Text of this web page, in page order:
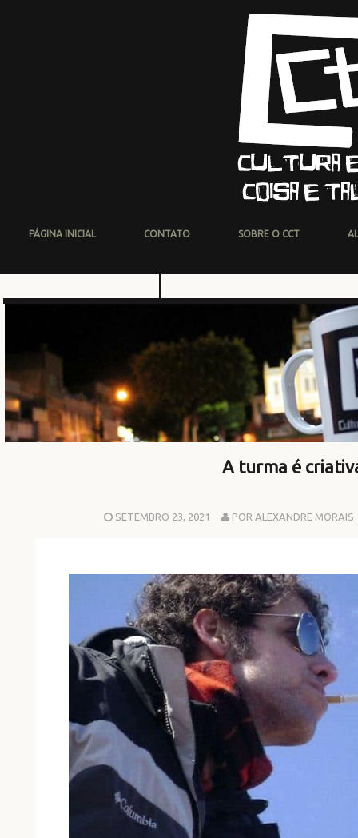
PÁGINA INICIAL CONTATO SOBRE O CCT
A turma é
SETEMBRO 23, 2021 POR ALEXANDRE MORAIS